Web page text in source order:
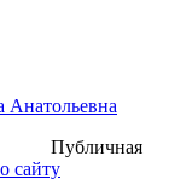
Анатольевна
Публичная
сайту